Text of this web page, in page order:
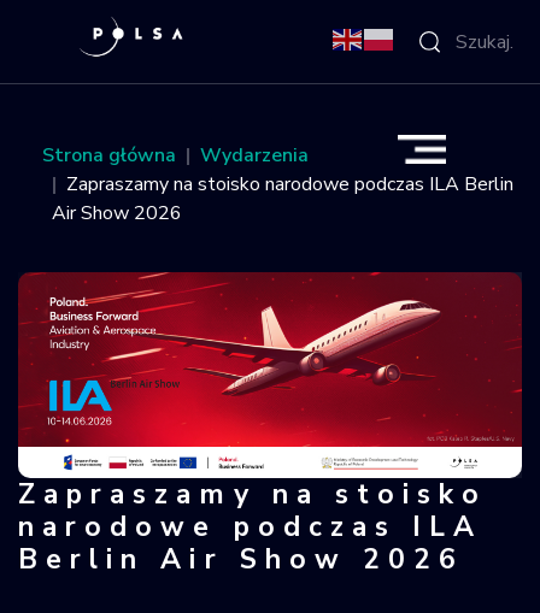
O Agencji
Aktywności
Misja IGNIS
NSIS
Sektor
Polska w
kosmosie
Krajowy Rejestr
Strona główna
Wydarzenia
Zapraszamy na stoisko narodowe podczas ILA Berlin
Air Show 2026
Zapraszamy na stoisko narodowe
Zapraszamy na stoisko
narodowe podczas ILA
Berlin Air Show 2026